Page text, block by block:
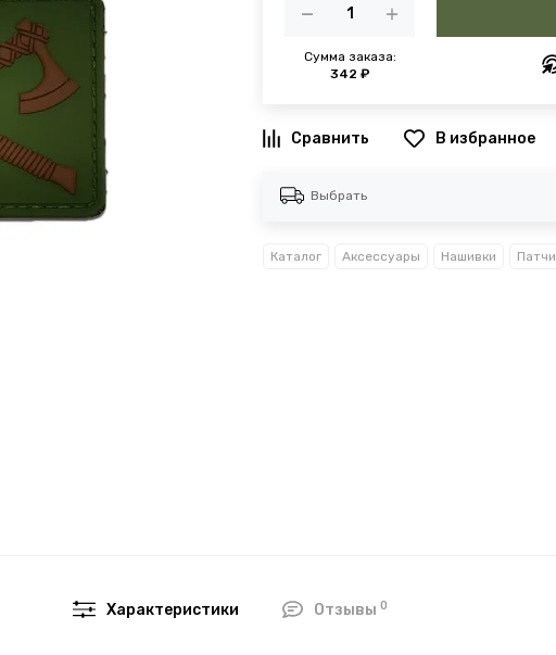
Сумма заказа:
342 ₽
В избранное
Выбрать
Каталог Аксессуары Нашивки Патчи
Характеристики Отзывы 0